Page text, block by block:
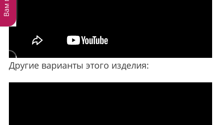
Другие варианты этого изделия: